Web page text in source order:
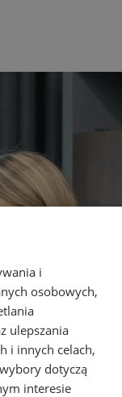
i
osobowych,
ulepszania
i innych celach,
dotyczą
interesie